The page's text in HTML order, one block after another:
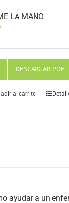
LA MANO
DESCARGAR PDF
al carrito
ayudar a un